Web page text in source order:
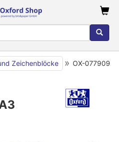
Zeichenblöcke » OX-077909